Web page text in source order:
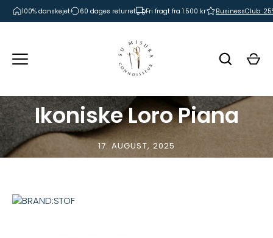
Hop
til
100% danskejet 60 dages returret Fri fragt fra 1.500 kr BusinessClub:
Ikoniske Loro Piana
17. AUGUST, 2025